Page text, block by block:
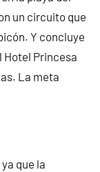
un circuito que
Y concluye
Hotel Princesa
La meta
que la